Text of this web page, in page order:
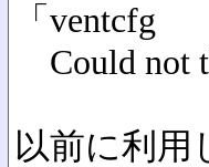
「ventcfg
Could not
以前に利用